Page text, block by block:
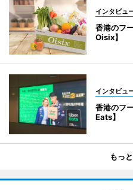
インタビュ
香港のフ
Oisix】
インタビュ
香港のフ
Eats】
もっ